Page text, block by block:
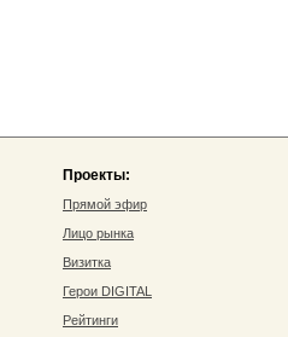
Проекты:
Прямой эфир
Лицо рынка
Визитка
Герои DIGITAL
Рейтинги